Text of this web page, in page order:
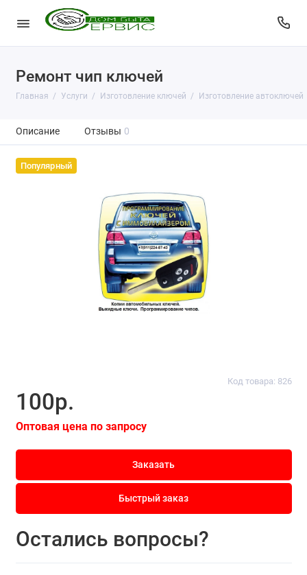
Ремонт чип ключей
Главная Услуги Изготовление ключей Изготовление автоключей
Описание Отзывы 0
Популярный
Код товара: 826
100р.
Оптовая цена по запросу
Заказать
Быстрый заказ
Остались вопросы?